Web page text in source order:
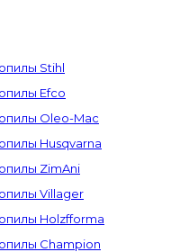
Stihl
Efco
Oleo-Mac
Husqvarna
ZimAni
Villager
Holzfforma
Champion